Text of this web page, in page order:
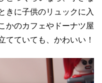
きに子供のリュックに入
かのカフェやドーナツ屋
てていても、かわいい！